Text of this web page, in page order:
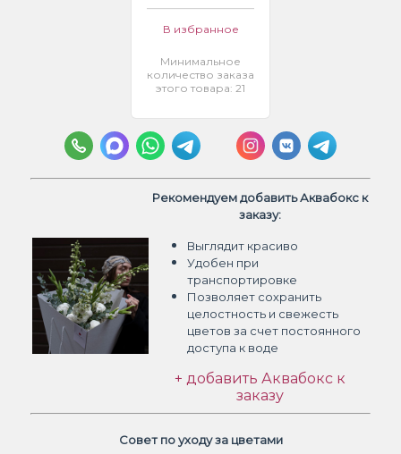
В избранное
Минимальное
количество заказа
этого товара: 21
Рекомендуем добавить Аквабокс к
заказу:
Выглядит красиво
Удобен при
транспортировке
Позволяет сохранить
целостность и свежесть
цветов за счет постоянного
доступа к воде
+ добавить Аквабокс к
заказу
Совет по уходу за цветами